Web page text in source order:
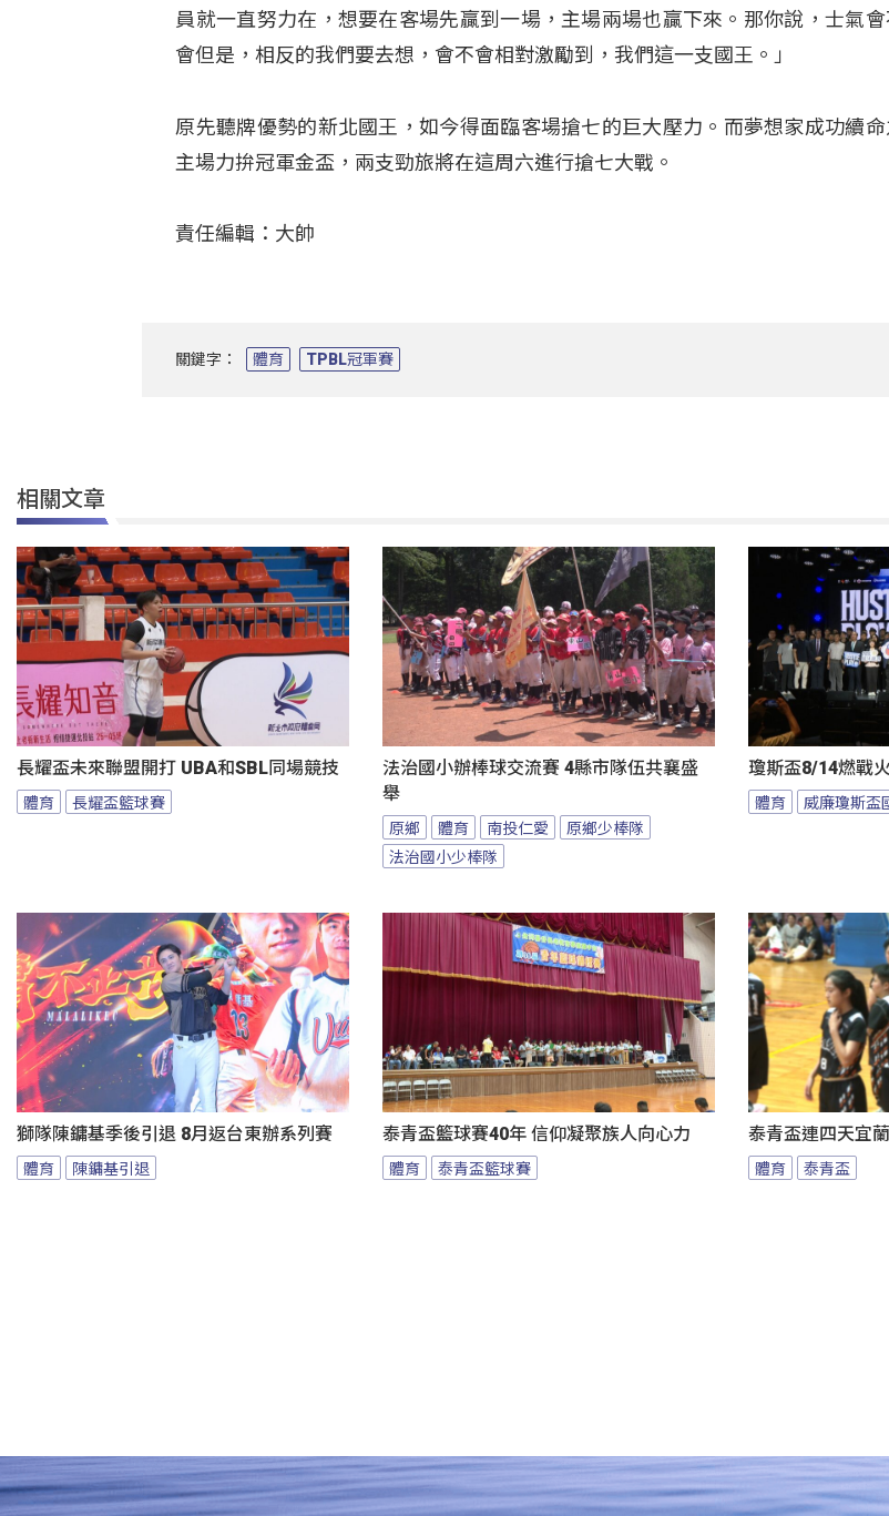
員就一直努力在，想要在客場先贏到一場，主場兩場也贏下來。那你說，士氣
會但是，相反的我們要去想，會不會相對激勵到，我們這一支國王。」
原先聽牌優勢的新北國王，如今得面臨客場搶七的巨大壓力 。而夢想家成功續
主場力拚冠軍金盃，兩支勁旅將在這周六進行搶七大戰 。
責任編輯：大帥
關鍵字： 體育 TPBL冠軍賽
相關文章
長耀盃未來聯盟開打 UBA和SBL同場競技
體育 長耀盃籃球賽
法治國小辦棒球交流賽 4縣市隊伍共襄盛
舉
原鄉 體育 南投仁愛
原鄉少棒隊
法治國小少棒隊
瓊斯盃8/14燃戰
體育 威廉瓊斯盃
獅隊陳鏞基季後引退 8月返台東辦系列賽
體育 陳鏞基引退
泰青盃籃球賽40年 信仰凝聚族人向心力
體育 泰青盃籃球賽
泰青盃連四天宜
體育 泰青盃